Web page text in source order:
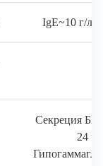
IgE~10 г/л,
Секреция
24